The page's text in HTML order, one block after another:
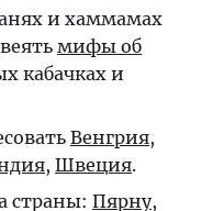
и хаммамах
мифы об
кабачках и
Венгрия,
, Швеция.
страны: Пярну,